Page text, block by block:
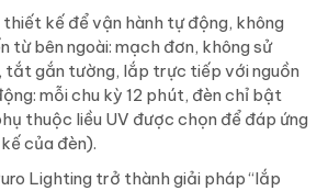
kế để vận hành tự động, không
từ bên ngoài: mạch đơn, không sử
gắn tường, lắp trực tiếp với nguồn
mỗi chu kỳ 12 phút, đèn chỉ bật
thuộc liều UV được chọn để đáp ứng
của đèn).
Lighting trở thành giải pháp “lắp